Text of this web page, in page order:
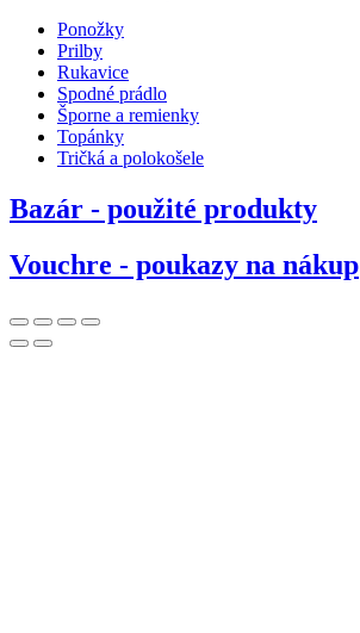
Ponožky
Prilby
Rukavice
Spodné prádlo
Šporne a remienky
Topánky
Tričká a polokošele
Bazár - použité produkty
Vouchre - poukazy na nákup